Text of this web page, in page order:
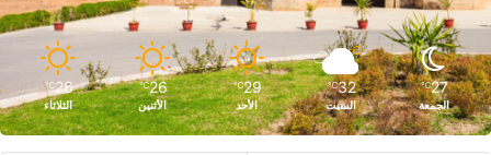
27
℃
الجمعة
32
℃
السبت
29
℃
الأحد
26
℃
الأثنين
26
℃
الثلاثاء